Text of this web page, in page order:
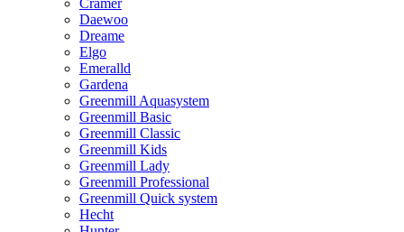
Cramer
Daewoo
Dreame
Elgo
Emeralld
Gardena
Greenmill Aquasystem
Greenmill Basic
Greenmill Classic
Greenmill Kids
Greenmill Lady
Greenmill Professional
Greenmill Quick system
Hecht